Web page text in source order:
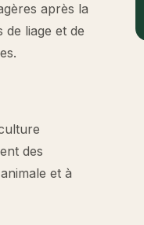
après la
de liage et de
des
et à